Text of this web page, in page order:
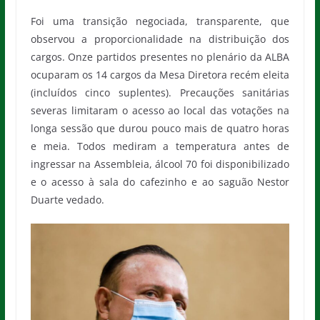
Foi uma transição negociada, transparente, que
observou a proporcionalidade na distribuição dos
cargos. Onze partidos presentes no plenário da ALBA
ocuparam os 14 cargos da Mesa Diretora recém eleita
(incluídos cinco suplentes). Precauções sanitárias
severas limitaram o acesso ao local das votações na
longa sessão que durou pouco mais de quatro horas
e meia. Todos mediram a temperatura antes de
ingressar na Assembleia, álcool 70 foi disponibilizado
e o acesso à sala do cafezinho e ao saguão Nestor
Duarte vedado.